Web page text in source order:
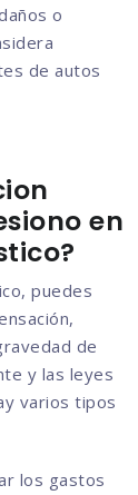
o
de autos
en
puedes
de
y las leyes
varios tipos
los gastos